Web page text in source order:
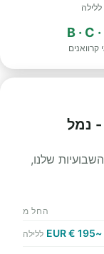
ללילה
B · C
קרוואנים
- נמל
שלנו,
החל מ
~195 € EUR ללילה